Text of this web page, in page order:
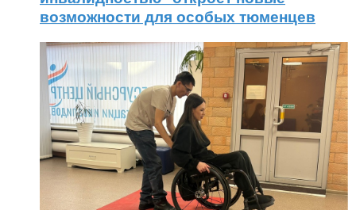
возможности для особых тюменцев